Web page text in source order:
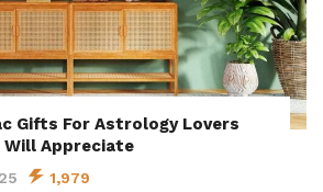
Gifts For Astrology Lovers
Will Appreciate
1,979